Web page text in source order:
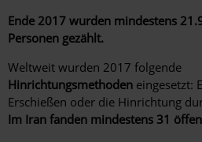
Ende 2017 wurden mindestens
Personen gezählt.
Weltweit wurden 2017 folgende
Hinrichtungsmethoden eingesetzt:
Erschießen oder die Hinrichtung
Im Iran fanden mindestens 31